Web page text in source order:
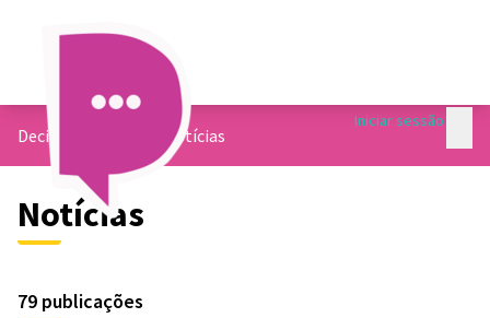
Iniciar sessão
Decide Contagem Notícias
Notícias
79 publicações